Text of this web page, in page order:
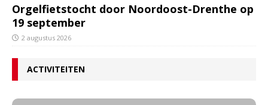
Orgelfietstocht door Noordoost-Drenthe op
19 september
2 augustus 2026
ACTIVITEITEN